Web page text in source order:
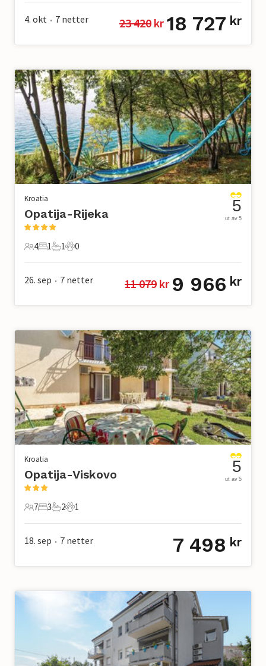
4. okt • 7 netter 23 420 kr 18 727 kr
Kroatia
Opatija-Rijeka
4 Gjester
4
1 Soverom
1
1 Bad
1
0 Kjæledyr
0
5
ut av 5
26. sep • 7 netter 11 079 kr 9 966 kr
Kroatia
Opatija-Viskovo
7 Gjester
7
3 Soverom
3
2 Bad
2
1 Kjæledyr
1
5
ut av 5
18. sep • 7 netter 7 498 kr